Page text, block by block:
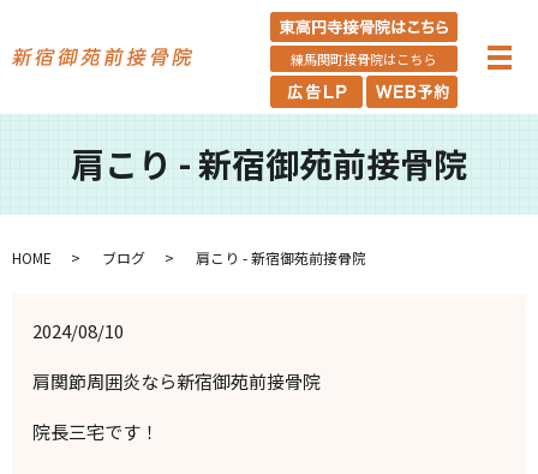
練馬関町接骨院はこちら
肩こり - 新宿御苑前接骨院
HOME ブログ 肩こり - 新宿御苑前接骨院
2024/08/10
肩関節周囲炎なら新宿御苑前接骨院
院長三宅です！